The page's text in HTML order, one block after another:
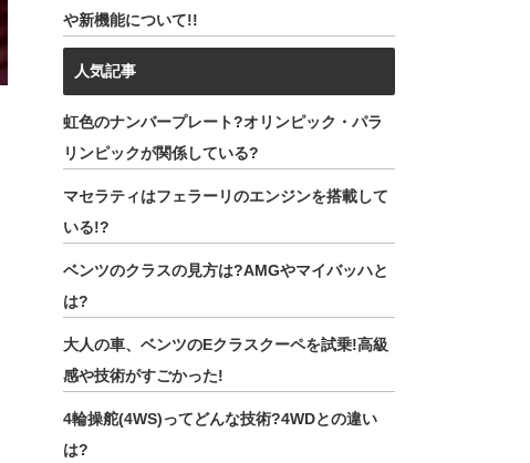
や新機能について!!
人気記事
虹色のナンバープレート?オリンピック・パラ
リンピックが関係している?
マセラティはフェラーリのエンジンを搭載して
いる!?
ベンツのクラスの見方は?AMGやマイバッハと
は?
大人の車、ベンツのEクラスクーペを試乗!高級
感や技術がすごかった!
4輪操舵(4WS)ってどんな技術?4WDとの違い
は?